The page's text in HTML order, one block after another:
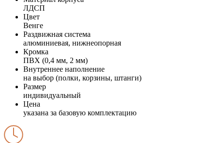
ЛДСП
Цвет
Венге
Раздвижная система
алюминиевая, нижнеопорная
Кромка
ПВХ (0,4 мм, 2 мм)
Внутреннее наполнение
на выбор (полки, корзины, штанги)
Размер
индивидуальный
Цена
указана за базовую комплектацию